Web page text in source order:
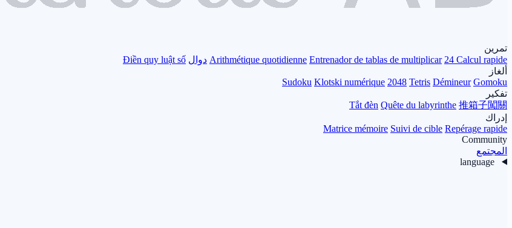
تمرين
Arithmétique quotidienne Entrenador de tablas de multiplicar 24 Calcul rapide دوال Điền quy luật số
ألغاز
Sudoku Klotski numérique 2048 Tetris Démineur Gomoku
تفكير
Tắt đèn Quête du labyrinthe 推箱子闖關
إدراك
Matrice mémoire Suivi de cible Repérage rapide
Community
المجتمع
language